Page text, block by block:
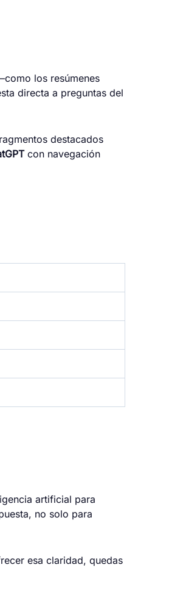
los resúmenes
directa a preguntas del
destacados
con navegación
artificial para
no solo para
esa claridad, quedas